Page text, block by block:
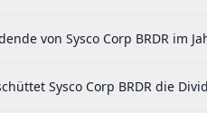
von Sysco Corp BRDR im
Sysco Corp BRDR die